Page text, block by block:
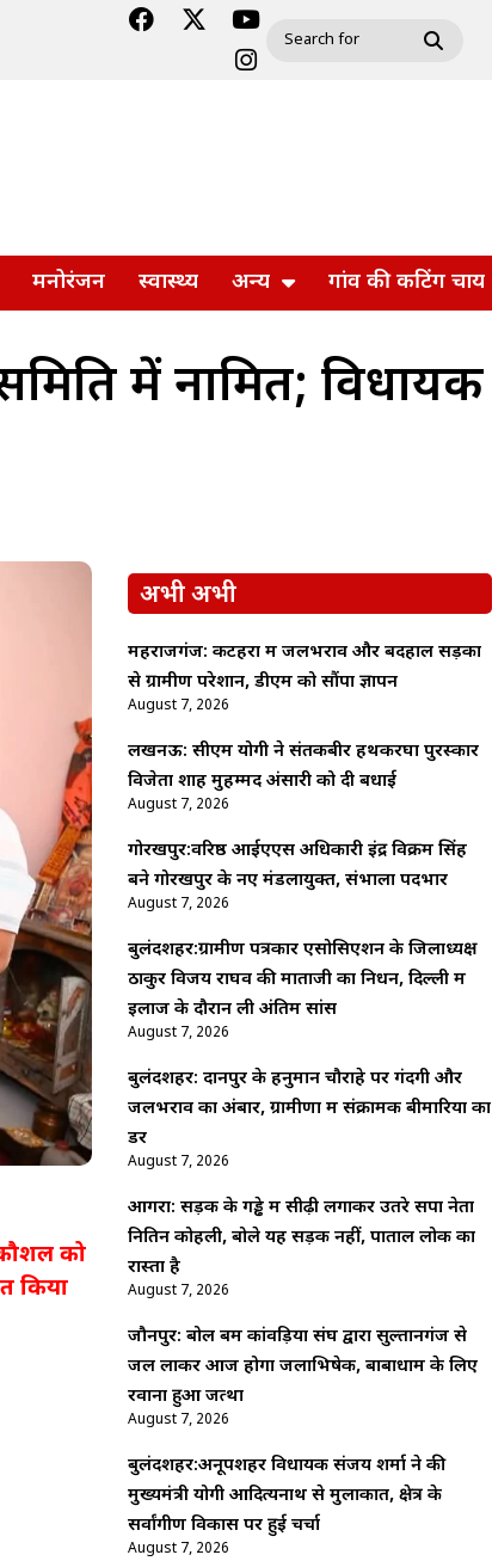
मनोरंजन स्वास्थ्य अन्य गांव की कटिंग चाय
में नामित; विधायक
कौशल को
किया
अभी अभी
महराजगंज: कटहरा में जलभराव और बदहाल सड़कों
से ग्रामीण परेशान, डीएम को सौंपा ज्ञापन
August 7, 2026
लखनऊ: सीएम योगी ने संतकबीर हथकरघा पुरस्कार
विजेता शाह मुहम्मद अंसारी को दी बधाई
August 7, 2026
गोरखपुर:वरिष्ठ आईएएस अधिकारी इंद्र विक्रम सिंह
बने गोरखपुर के नए मंडलायुक्त, संभाला पदभार
August 7, 2026
बुलंदशहर:ग्रामीण पत्रकार एसोसिएशन के जिलाध्यक्ष
ठाकुर विजय राघव की माताजी का निधन, दिल्ली में
इलाज के दौरान ली अंतिम सांस
August 7, 2026
बुलंदशहर: दानपुर के हनुमान चौराहे पर गंदगी और
जलभराव का अंबार, ग्रामीणों में संक्रामक बीमारियों का
डर
August 7, 2026
आगरा: सड़क के गड्ढे में सीढ़ी लगाकर उतरे सपा नेता
नितिन कोहली, बोले यह सड़क नहीं, पाताल लोक का
रास्ता है
August 7, 2026
जौनपुर: बोल बम कांवड़िया संघ द्वारा सुल्तानगंज से
जल लाकर आज होगा जलाभिषेक, बाबाधाम के लिए
रवाना हुआ जत्था
August 7, 2026
बुलंदशहर:अनूपशहर विधायक संजय शर्मा ने की
मुख्यमंत्री योगी आदित्यनाथ से मुलाकात, क्षेत्र के
सर्वांगीण विकास पर हुई चर्चा
August 7, 2026